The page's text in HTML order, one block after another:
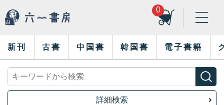
0
新刊 古書 中国書 韓国書 電子書籍
詳細検索